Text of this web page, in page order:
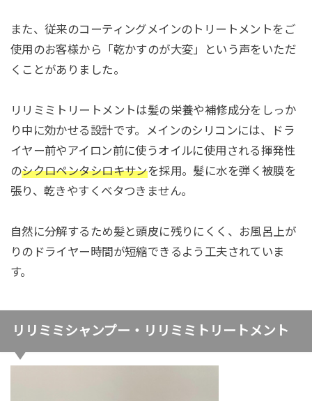
また、従来のコーティングメインのトリートメントをご
使用のお客様から「乾かすのが大変」という声をいただ
くことがありました。
リリミミトリートメントは髪の栄養や補修成分をしっか
り中に効かせる設計です。メインのシリコンには、ドラ
イヤー前やアイロン前に使うオイルに使用される揮発性
のシクロペンタシロキサンを採用。髪に水を弾く被膜を
張り、乾きやすくベタつきません。
自然に分解するため髪と頭皮に残りにくく、お風呂上が
りのドライヤー時間が短縮できるよう工夫されていま
す。
リリミミシャンプー・リリミミトリートメント